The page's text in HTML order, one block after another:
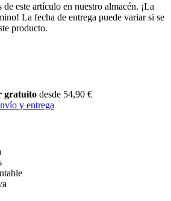
este artículo en nuestro almacén. ¡La
La fecha de entrega puede variar si se
producto.
gratuito desde 54,90 €
y entrega